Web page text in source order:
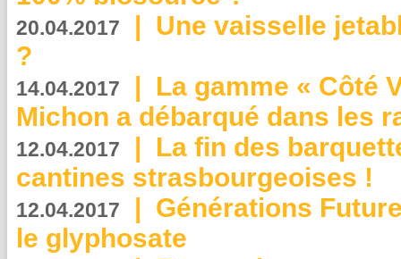
20.04.2017 | Une vaisselle
?
14.04.2017 | La gamme « Côté
Michon a débarqué dans les
12.04.2017 | La fin des
cantines strasbourgeoises !
12.04.2017 | Générations
le glyphosate